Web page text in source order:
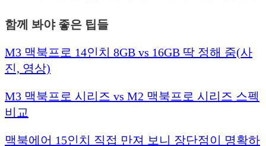
함께 봐야 좋은 팁들
M3 맥북프로 14인치 8GB vs 16GB 딱 정해 줌(사
진, 영상)
M3 맥북프로 시리즈 vs M2 맥북프로 시리즈 스펙
비교
맥북에어 15인치 직접 만져 보니 장단점이 명확하